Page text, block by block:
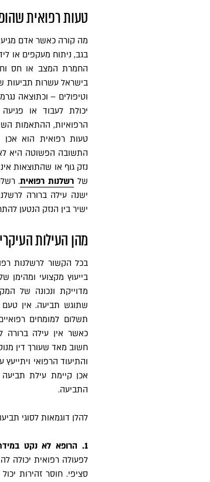
טעות רפואית
מה קורה כאשר אדם מגיע
בגב, ניתוח מעקפים או
החמרת המצב או חס
בישראל עשרות תביעות
וטיפולים – וכתוצאה
יכולת לעבוד או
הרפואיות, ההתאמות
טעות רפואית הוא אכן
התשובה הפשוטה היא
נזק גוף או שהתוצאות
של רשלנות רפואית.
ישנה עילה ברורה
ישיר בין הנזק הנטען
מהן העילות
בכל הקשור לרשלנות
בייעוץ מקצועי ומהימן
מדוייקת ונכונה של
שתוגש תביעה. אין
תשלום למומחים
כאשר אין עילה ברורה
חשוב מאד שעורך דין
והתיעוד הרפואי
אכן קיימת עילת
התביעה.
להלן דוגמאות לסוגי
1. הרופא לא נקט במידת הזהירות הנדרשת –
לפעולה רפואית יכולה
סציפי. חוסר זהירות